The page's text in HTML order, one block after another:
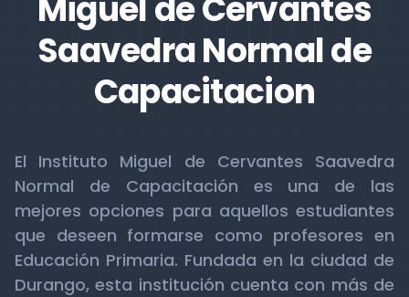
Miguel de Cervantes
Saavedra Normal de
Capacitacion
El Instituto Miguel de Cervantes Saavedra
Normal de Capacitación es una de las
mejores opciones para aquellos estudiantes
que deseen formarse como profesores en
Educación Primaria. Fundada en la ciudad de
Durango, esta institución cuenta con más de